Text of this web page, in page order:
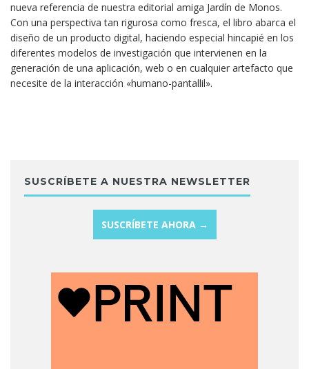
nueva referencia de nuestra editorial amiga Jardín de Monos.
Con una perspectiva tan rigurosa como fresca, el libro abarca el
diseño de un producto digital, haciendo especial hincapié en los
diferentes modelos de investigación que intervienen en la
generación de una aplicación, web o en cualquier artefacto que
necesite de la interacción «humano-pantallil».
SUSCRÍBETE A NUESTRA NEWSLETTER
SUSCRÍBETE AHORA →